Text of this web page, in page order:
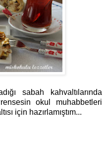
sabah kahvaltılarında
okul muhabbetleri
için hazırlamıştım...